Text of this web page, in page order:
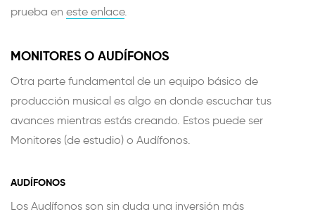
prueba en este enlace.
MONITORES O AUDÍFONOS
Otra parte fundamental de un equipo básico de
producción musical es algo en donde escuchar tus
avances mientras estás creando. Estos puede ser
Monitores (de estudio) o Audífonos.
AUDÍFONOS
Los Audífonos son sin duda una inversión más